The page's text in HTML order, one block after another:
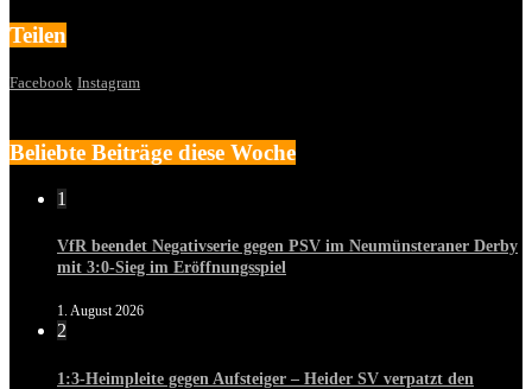
Teilen
Facebook Instagram
Beliebte Beiträge diese Woche
1
VfR beendet Negativserie gegen PSV im Neumünsteraner Derby
mit 3:0-Sieg im Eröffnungsspiel
1. August 2026
2
1:3-Heimpleite gegen Aufsteiger – Heider SV verpatzt den